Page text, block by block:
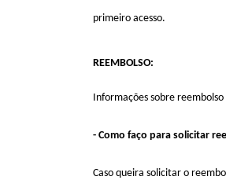
primeiro acesso.
REEMBOLSO:
Informações sobre
- Como faço para solicitar
Caso queira solicitar o